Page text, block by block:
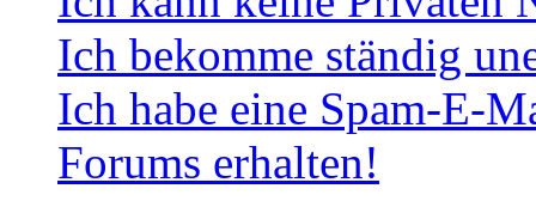
Ich bekomme ständig
Ich habe eine Spam-E-
Forums erhalten!